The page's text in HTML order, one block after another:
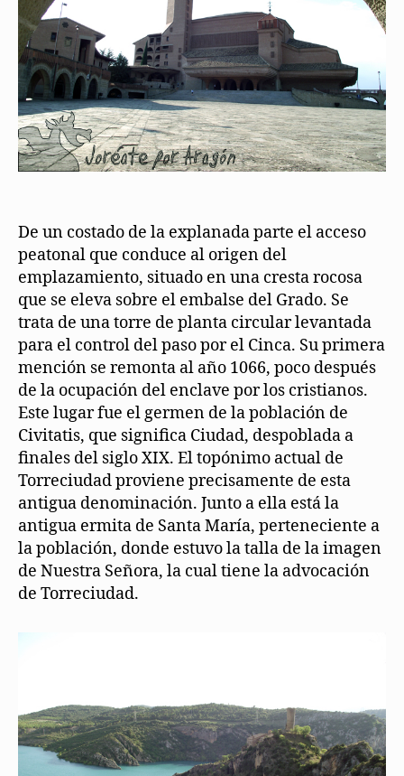
De un costado de la explanada parte el acceso
peatonal que conduce al origen del
emplazamiento, situado en una cresta rocosa
que se eleva sobre el embalse del Grado. Se
trata de una torre de planta circular levantada
para el control del paso por el Cinca. Su primera
mención se remonta al año 1066, poco después
de la ocupación del enclave por los cristianos.
Este lugar fue el germen de la población de
Civitatis, que significa Ciudad, despoblada a
finales del siglo XIX. El topónimo actual de
Torreciudad proviene precisamente de esta
antigua denominación. Junto a ella está la
antigua ermita de Santa María, perteneciente a
la población, donde estuvo la talla de la imagen
de Nuestra Señora, la cual tiene la advocación
de Torreciudad.